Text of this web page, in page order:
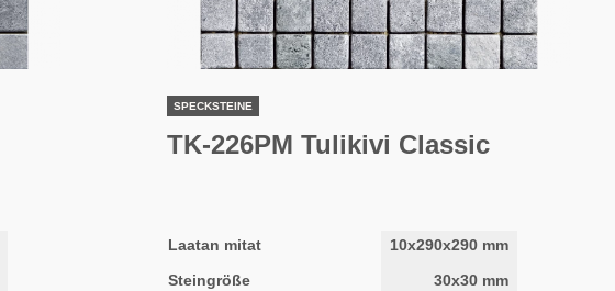
SPECKSTEINE
TK-226PM Tulikivi Classic
Laatan mitat
10x290x290 mm
Steingröße
30x30 mm